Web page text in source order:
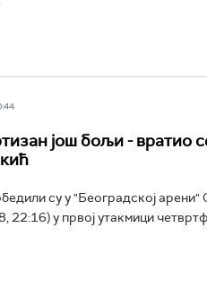
још бољи - вратио
су у "Београдској арени"
22:16) у првој утакмици